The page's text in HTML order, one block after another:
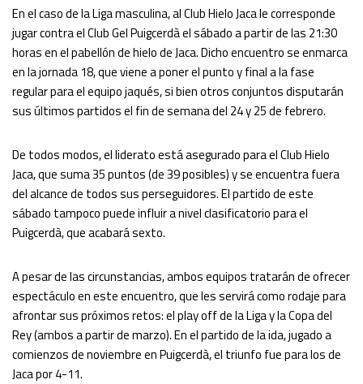
En el caso de la Liga masculina, al Club Hielo Jaca le corresponde
jugar contra el Club Gel Puigcerdà el sábado a partir de las 21:30
horas en el pabellón de hielo de Jaca. Dicho encuentro se enmarca
en la jornada 18, que viene a poner el punto y final a la fase
regular para el equipo jaqués, si bien otros conjuntos disputarán
sus últimos partidos el fin de semana del 24 y 25 de febrero.
De todos modos, el liderato está asegurado para el Club Hielo
Jaca, que suma 35 puntos (de 39 posibles) y se encuentra fuera
del alcance de todos sus perseguidores. El partido de este
sábado tampoco puede influir a nivel clasificatorio para el
Puigcerdà, que acabará sexto.
A pesar de las circunstancias, ambos equipos tratarán de ofrecer
espectáculo en este encuentro, que les servirá como rodaje para
afrontar sus próximos retos: el play off de la Liga y la Copa del
Rey (ambos a partir de marzo). En el partido de la ida, jugado a
comienzos de noviembre en Puigcerdà, el triunfo fue para los de
Jaca por 4-11.